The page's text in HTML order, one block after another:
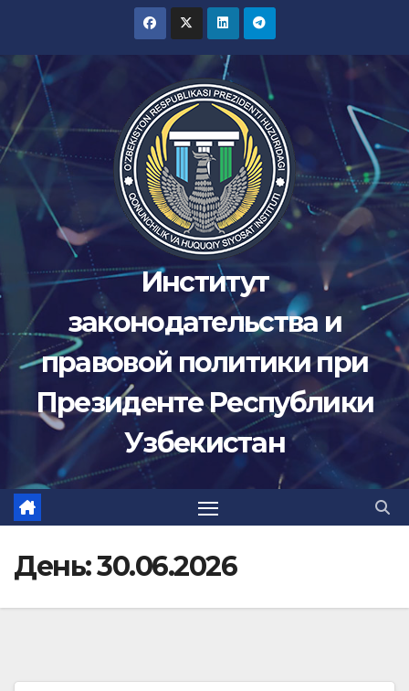
содержимому
Институт
законодательства и
правовой политики при
Президенте Республики
Узбекистан
День:30.06.2026